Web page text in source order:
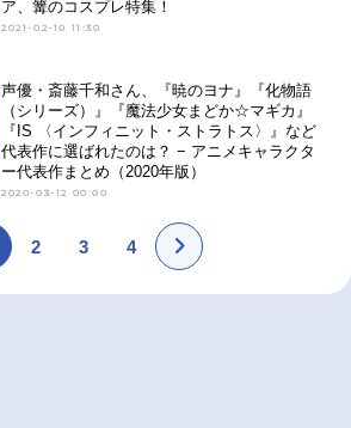
ア、篝のコスプレ特集！
2021-02-10 11:30
声優・斎藤千和さん、『暁のヨナ』『化物語
（シリーズ）』『魔法少女まどか☆マギカ』
『IS 〈インフィニット・ストラトス〉』など
代表作に選ばれたのは？ − アニメキャラクタ
ー代表作まとめ（2020年版）
2020-03-12 00:00
2 3 4